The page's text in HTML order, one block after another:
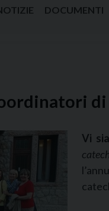
DOCUMENTI
Vi